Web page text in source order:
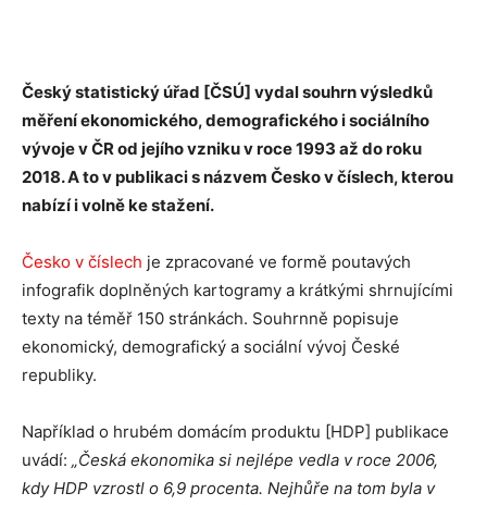
Český statistický úřad [ČSÚ] vydal souhrn výsledků
měření ekonomického, demografického i sociálního
vývoje v ČR od jejího vzniku v roce 1993 až do roku
2018. A to v publikaci s názvem Česko v číslech, kterou
nabízí i volně ke stažení.
Česko v číslech je zpracované ve formě poutavých
infografik doplněných kartogramy a krátkými shrnujícími
texty na téměř 150 stránkách. Souhrnně popisuje
ekonomický, demografický a sociální vývoj České
republiky.
Například o hrubém domácím produktu [HDP] publikace
uvádí: „Česká ekonomika si nejlépe vedla v roce 2006,
kdy HDP vzrostl o 6,9 procenta. Nejhůře na tom byla v